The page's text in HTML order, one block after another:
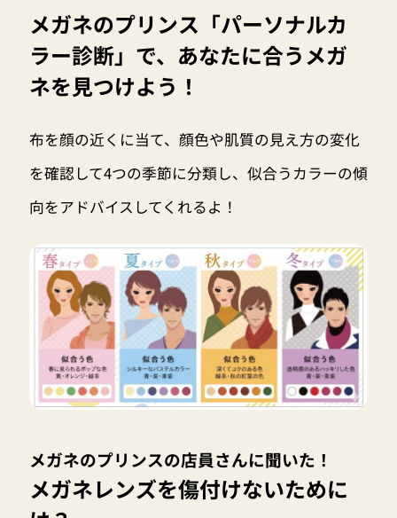
メガネのプリンス「パーソナルカ
ラー診断」で、あなたに合うメガ
ネを見つけよう！
布を顔の近くに当て、顔色や肌質の見え方の変化
を確認して4つの季節に分類し、似合うカラーの傾
向をアドバイスしてくれるよ！
メガネのプリンスの店員さんに聞いた！
メガネレンズを傷付けないために